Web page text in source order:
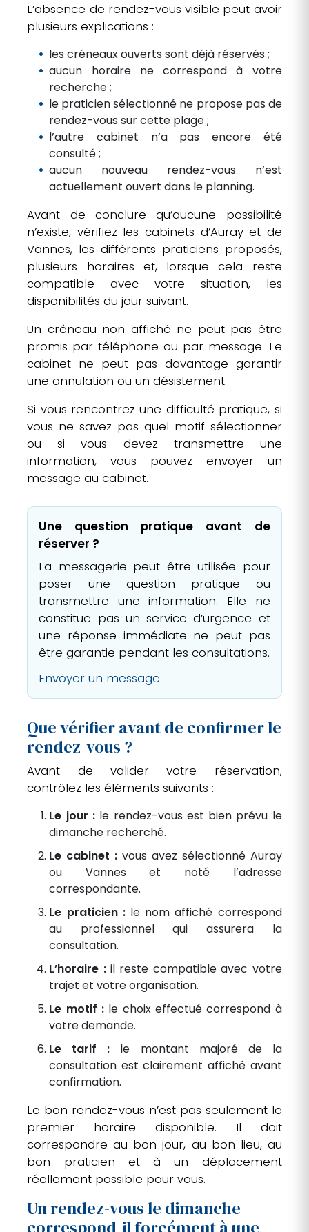
L’absence de rendez-vous visible peut avoir
plusieurs explications :
les créneaux ouverts sont déjà réservés ;
aucun horaire ne correspond à votre
recherche ;
le praticien sélectionné ne propose pas de
rendez-vous sur cette plage ;
l’autre cabinet n’a pas encore été
consulté ;
aucun nouveau rendez-vous n’est
actuellement ouvert dans le planning.
Avant de conclure qu’aucune possibilité
n’existe, vérifiez les cabinets d’Auray et de
Vannes, les différents praticiens proposés,
plusieurs horaires et, lorsque cela reste
compatible avec votre situation, les
disponibilités du jour suivant.
Un créneau non affiché ne peut pas être
promis par téléphone ou par message. Le
cabinet ne peut pas davantage garantir
une annulation ou un désistement.
Si vous rencontrez une difficulté pratique, si
vous ne savez pas quel motif sélectionner
ou si vous devez transmettre une
information, vous pouvez envoyer un
message au cabinet.
Une question pratique avant de
réserver ?
La messagerie peut être utilisée pour
poser une question pratique ou
transmettre une information. Elle ne
constitue pas un service d’urgence et
une réponse immédiate ne peut pas
être garantie pendant les consultations.
Envoyer un message
Que vérifier avant de confirmer le
rendez-vous ?
Avant de valider votre réservation,
contrôlez les éléments suivants :
Le jour :le rendez-vous est bien prévu le
dimanche recherché.
Le cabinet : vous avez sélectionné Auray
ou Vannes et noté l’adresse
correspondante.
Le praticien :le nom affiché correspond
au professionnel qui assurera la
consultation.
L’horaire :il reste compatible avec votre
trajet et votre organisation.
Le motif : le choix effectué correspond à
votre demande.
Le tarif : le montant majoré de la
consultation est clairement affiché avant
confirmation.
Le bon rendez-vous n’est pas seulement le
premier horaire disponible. Il doit
correspondre au bon jour, au bon lieu, au
bon praticien et à un déplacement
réellement possible pour vous.
Un rendez-vous le dimanche